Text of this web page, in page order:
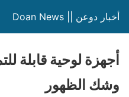
أخبار دوعن || Doan News
أجهزة لوحية قابلة
وشك الظهور